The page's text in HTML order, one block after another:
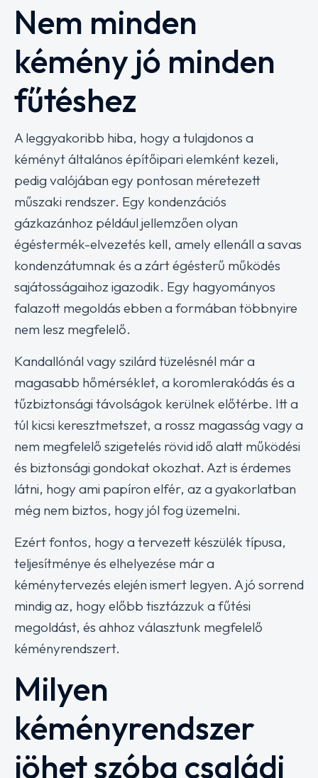
Nem minden
kémény jó minden
fűtéshez
A leggyakoribb hiba, hogy a tulajdonos a
kéményt általános építőipari elemként kezeli,
pedig valójában egy pontosan méretezett
műszaki rendszer. Egy kondenzációs
gázkazánhoz például jellemzően olyan
égéstermék-elvezetés kell, amely ellenáll a savas
kondenzátumnak és a zárt égésterű működés
sajátosságaihoz igazodik. Egy hagyományos
falazott megoldás ebben a formában többnyire
nem lesz megfelelő.
Kandallónál vagy szilárd tüzelésnél már a
magasabb hőmérséklet, a koromlerakódás és a
tűzbiztonsági távolságok kerülnek előtérbe. Itt a
túl kicsi keresztmetszet, a rossz magasság vagy a
nem megfelelő szigetelés rövid idő alatt működési
és biztonsági gondokat okozhat. Azt is érdemes
látni, hogy ami papíron elfér, az a gyakorlatban
még nem biztos, hogy jól fog üzemelni.
Ezért fontos, hogy a tervezett készülék típusa,
teljesítménye és elhelyezése már a
kéménytervezés elején ismert legyen. A jó sorrend
mindig az, hogy előbb tisztázzuk a fűtési
megoldást, és ahhoz választunk megfelelő
kéményrendszert.
Milyen
kéményrendszer
jöhet szóba családi